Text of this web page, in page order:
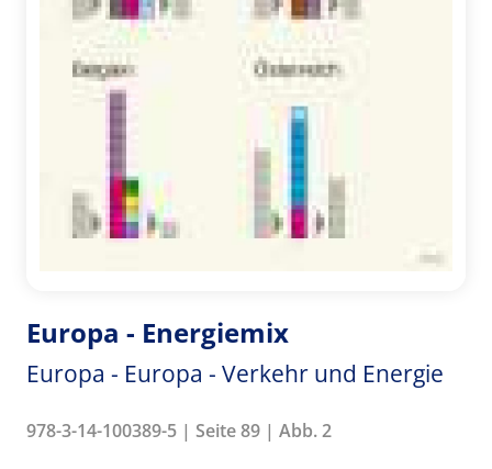
Europa - Energiemix
Europa - Europa - Verkehr und Energie
978-3-14-100389-5 | Seite 89 | Abb. 2